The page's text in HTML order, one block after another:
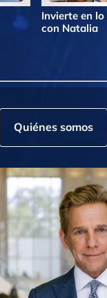
Invierte en lo
con Natalia
Quiénes somos